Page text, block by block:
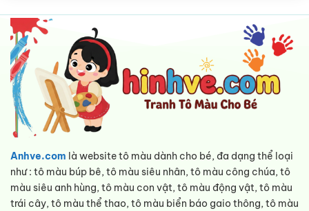
Anhve.com là website tô màu dành cho bé, đa dạng thể loại
như : tô màu búp bê, tô màu siêu nhân, tô màu công chúa, tô
màu siêu anh hùng, tô màu con vật, tô màu động vật, tô màu
trái cây, tô màu thể thao, tô màu biển báo gaio thông, tô màu